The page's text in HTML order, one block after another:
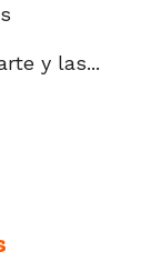
y las...